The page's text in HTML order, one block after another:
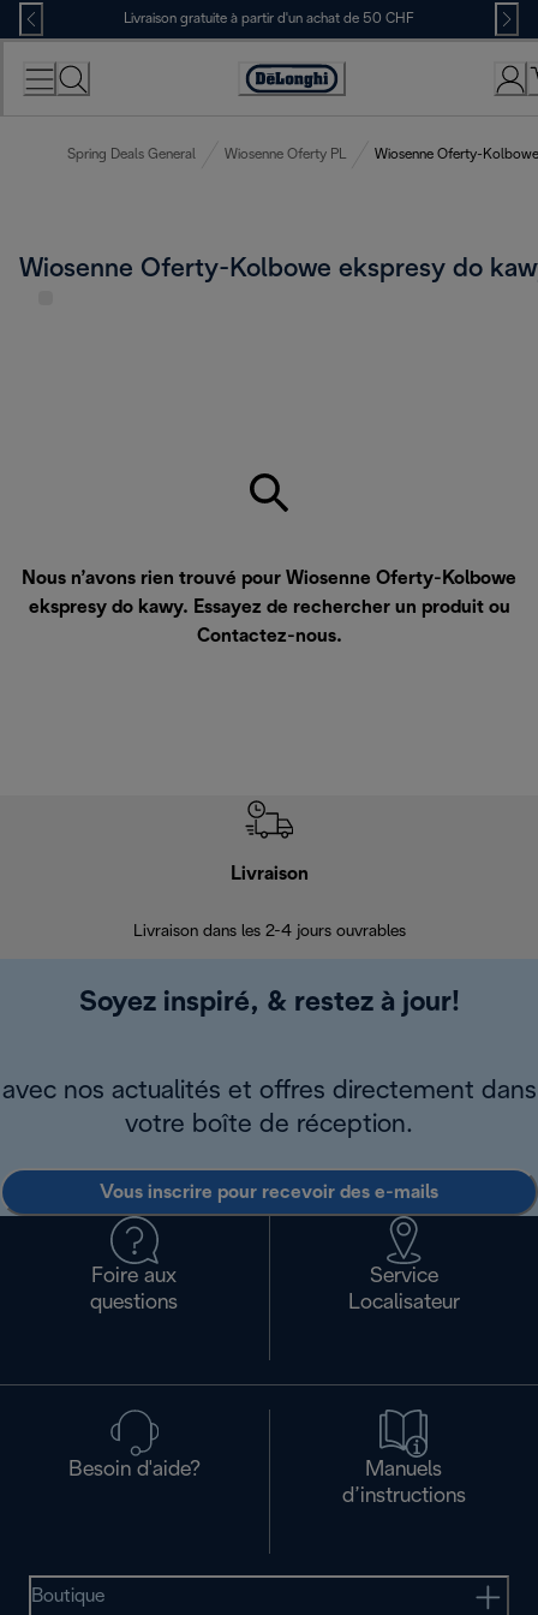
Skip
to
Content
Livraison gratuite à partir d'un achat de 50 CHF
Déclaration
Spring Deals General Wiosenne Oferty PL Wiosenne Oferty-
Wiosenne Oferty-Kolbowe ekspresy do
Nous n’avons rien trouvé pour Wiosenne Oferty-Kolbowe
ekspresy do kawy. Essayez de rechercher un produit ou
Contactez-nous.
Livraison
Livraison dans les 2-4 jours ouvrables
Soyez inspiré, & restez à jour!
avec nos actualités et offres directement dans
votre boîte de réception.
Vous inscrire pour recevoir des e-mails
Foire aux
questions
Service
Localisateur
Besoin d'aide?
Manuels
d’instructions
Boutique